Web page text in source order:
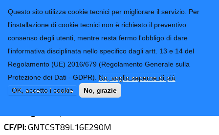
Questo sito utilizza cookie tecnici per migliorare il servizio. Per
l'installazione di cookie tecnici non è richiesto il preventivo
consenso degli utenti, mentre resta fermo l'obbligo di dare
l'informativa disciplinata nello specifico dagli artt. 13 e 14 del
Regolamento (UE) 2016/679 (Regolamento Generale sulla
Protezione dei Dati - GDPR). No, voglio saperne di più
OK, accetto i cookie
No, grazie
Provincia di
Imperia
CONTATTI-URP
TRASPARENZA
Form di ricerca
Ing. Cristian Gentile
Ultimo aggiornamento: 21/01/2021 - 11:21
CF/PI:GNTCST89L16E290M